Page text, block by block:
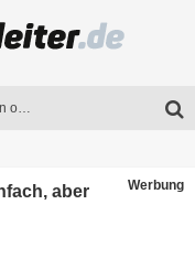
KI im Bildungswesen: Revolution oder Risiko für Schulen und Universitäten?
Seminare als Motivationsmotor – Wie Weiterbildung Mitarbeiter nachhaltig begeistert
aber
Werbung